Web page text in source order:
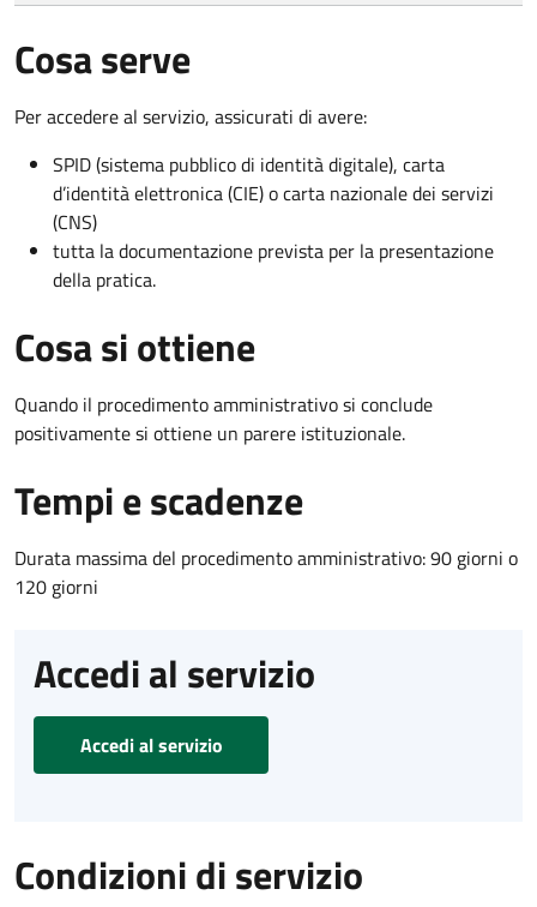
Cosa serve
Per accedere al servizio, assicurati di avere:
SPID (sistema pubblico di identità digitale), carta
d’identità elettronica (CIE) o carta nazionale dei servizi
(CNS)
tutta la documentazione prevista per la presentazione
della pratica.
Cosa si ottiene
Quando il procedimento amministrativo si conclude
positivamente si ottiene un parere istituzionale.
Tempi e scadenze
Durata massima del procedimento amministrativo: 90 giorni o
120 giorni
Accedi al servizio
Accedi al servizio
Condizioni di servizio